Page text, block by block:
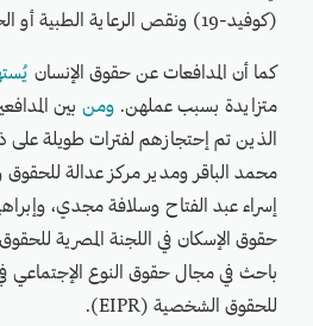
(كوفيد-19) ونقص الرعاية الطبية أو الحرمان منها.
كما أن المدافعات عن حقوق الإنسان
متزايدة بسبب عملهن. ومن بين
الذين تم إحتجازهم لفترات طويلة على
محمد الباقر ومدير مركز عدالة للحقوق
إسراء عبد الفتاح وسلافة مجدي،
حقوق الإسكان في اللجنة المصرية
باحث في مجال حقوق النوع الإجتماعي في
للحقوق الشخصية (EIPR).